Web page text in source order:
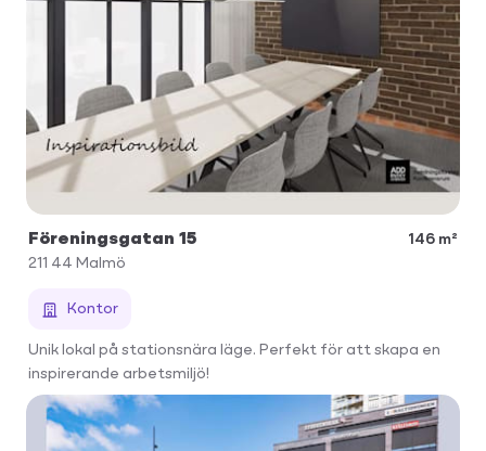
Föreningsgatan 15
146 m²
211 44 Malmö
Kontor
Unik lokal på stationsnära läge. Perfekt för att skapa en
inspirerande arbetsmiljö!